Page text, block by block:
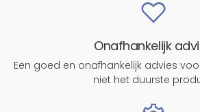
Onafhankelijk
Een goed en onafhankelijk advies
niet het duurste